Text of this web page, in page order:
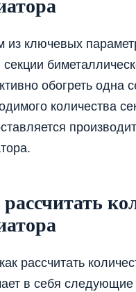
из ключевых
секции
обогреть одна
количества
рассчитать
в себя следующие